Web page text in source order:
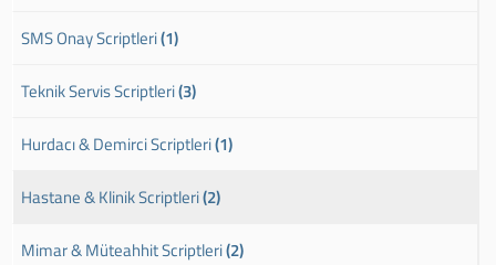
SMS Onay Scriptleri(1)
Teknik Servis Scriptleri(3)
Hurdacı & Demirci Scriptleri(1)
Hastane & Klinik Scriptleri(2)
Mimar & Müteahhit Scriptleri(2)